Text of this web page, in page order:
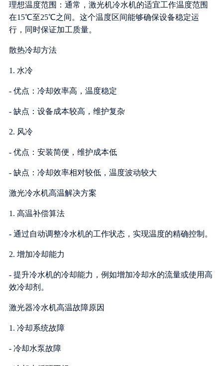
理想温度范围：通常，激光机冷水机的适宜工作温度范围
在15℃至25℃之间。这个温度区间能够确保设备稳定运
行，同时保证加工质量。
散热冷却方法
1. 水冷
- 优点：冷却效率高，温度稳定
- 缺点：设备成本较高，维护复杂
2. 风冷
- 优点：安装简便，维护成本低
- 缺点：冷却效率相对较低，温度波动较大
激光冷水机高温解决方案
1. 高温补偿算法
- 通过自动调整冷水机的工作状态，实现温度的精确控制。
2. 增加冷却能力
- 提升冷水机的冷却能力，例如增加冷却水的流量或使用高
效冷却剂。
激光器冷水机高温故障原因
1. 冷却系统故障
- 冷却水泵故障